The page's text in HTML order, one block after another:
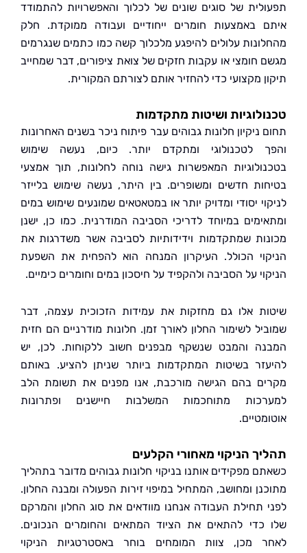
של סוגים שונים של לכלוך והאפשרויות להתמודד
באמצעות חומרים ייחודיים ועבודה ממוקדת. חלק
עלולים להיפגע מלכלוך קשה כמו כתמים שנגרמים
חומצי או עקבות חזקים של צואת ציפורים, דבר שמחייב
מקצועי כדי להחזיר אותם לצורתם המקורית.
ושיטות מתקדמות
ניקיון חלונות גבוהים עבר פיתוח ניכר בשנים האחרונות
לטכנולוגי ומתקדם יותר. כיום, נעשה שימוש
המאפשרות גישה נוחה לחלונות, תוך אמצעי
חדשים ומשופרים. בין היתר, נעשה שימוש בלייזר
יסודי ומדויק יותר או במטאטאים שמונעים שימוש במים
במיוחד לדריכי הסביבה המודרנית. כמו כן, ישנן
שמתקדמות וידידותיות לסביבה אשר משדרגות את
הכולל. העיקרון המנחה הוא להפחית את השפעת
על הסביבה ולהקפיד על חיסכון במים וחומרים כימיים.
אלו גם מחזקות את עמידות הזכוכית עצמה, דבר
לשימור החלון לאורך זמן. חלונות מודרניים הם חזית
והמבט שנשקף מבפנים חשוב ללקוחות. לכן, יש
בשיטות המתקדמות ביותר שניתן להציע. באותם
בהם הגישה מורכבת, אנו מפנים את תשומת הלב
מתוחכמות המשלבות חיישנים ופתרונות
הניקוי מאחורי הקלעים
מפקידים אותנו בניקוי חלונות גבוהים מדובר בתהליך
ומחושב, המתחיל במיפוי זירות הפעולה ומבנה החלון.
תחילת העבודה אנחנו מוודאים את סוג החלון והמרקם
להתאים את הציוד המתאים והחומרים הנכונים.
מכן, צוות המומחים בוחר באסטרטגיות הניקוי